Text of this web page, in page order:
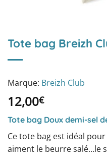
Tote bag Breizh
Marque: Breizh Club
12,00€
Tote bag Doux demi-sel
Ce tote bag est idéal
aiment le beurre salé…le